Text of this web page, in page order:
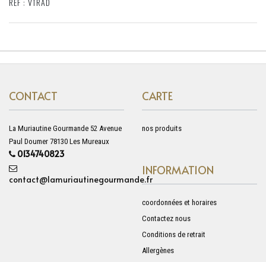
CONTACT
La Muriautine Gourmande 52 Avenue
Paul Doumer 78130 Les Mureaux
0134740823
contact@lamuriautinegourmande.fr
CARTE
nos produits
INFORMATION
coordonnées et horaires
Contactez nous
Conditions de retrait
Allergènes